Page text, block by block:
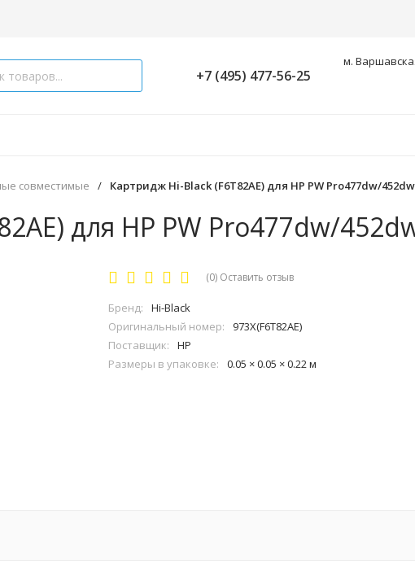
+7 (495) 477-56-25
м.
совместимые / Картридж Hi-Black (F6T82AE) для HP PW Pro477dw/
для HP PW Pro477dw/
(0) Оставить отзыв
Бренд:
Hi-Black
Оригинальный номер:
973X(F6T82AE)
Поставщик:
HP
Размеры в упаковке:
0.05 × 0.05 × 0.22 м